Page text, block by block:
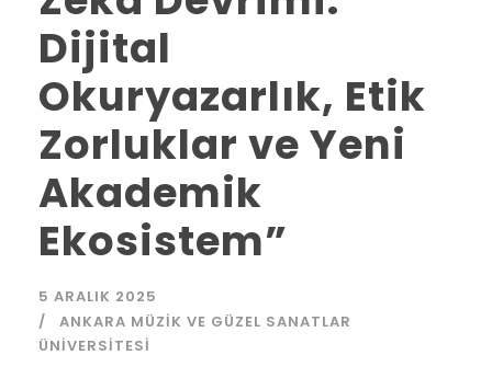
Dijital
Okuryazarlık, Etik
Zorluklar ve Yeni
Akademik
Ekosistem”
5 ARALIK 2025
ANKARA MÜZIK VE GÜZEL SANATLAR
ÜNIVERSITESI